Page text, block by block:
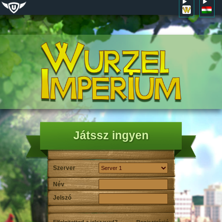
Játssz ingyen
Szerver
Név
Jelszó